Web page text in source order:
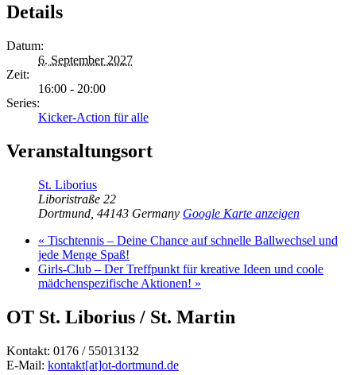
Details
Datum:
6. September 2027
Zeit:
16:00 - 20:00
Series:
Kicker-Action für alle
Veranstaltungsort
St. Liborius
Liboristraße 22
Dortmund 44143 Germany Google Karte anzeigen
« Tischtennis – Deine Chance auf schnelle Ballwechsel und
jede Menge Spaß!
Girls-Club – Der Treffpunkt für kreative Ideen und coole
mädchenspezifische Aktionen! »
OT St. Liborius / St. Martin
Kontakt: 0176 / 55013132
E-Mail: kontakt[at]ot-dortmund.de